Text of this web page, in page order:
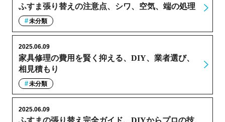
ふすま張り替えの注意点、シワ、空気、端の処理
未分類
家具修理の費用を賢く抑える、DIY、業者選び、
相見積もり
2025.06.09
未分類
ふすまの張り替え完全ガイド、DIYからプロの技
2025.06.09